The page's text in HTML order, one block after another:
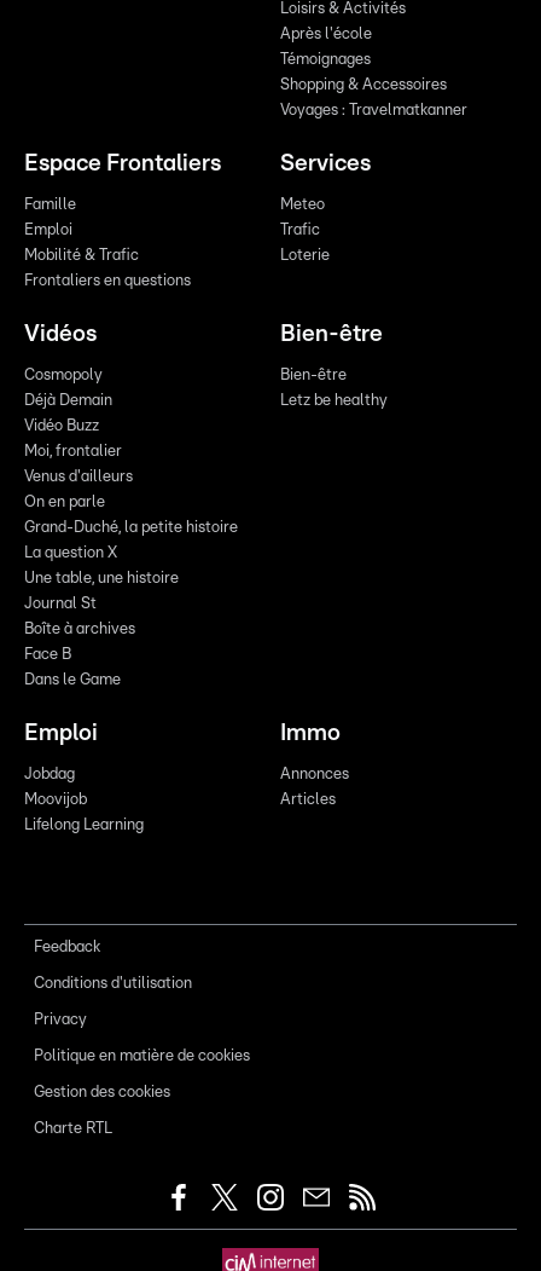
Loisirs & Activités
Après l'école
Témoignages
Shopping & Accessoires
Voyages : Travelmatkanner
Espace Frontaliers
Famille
Emploi
Mobilité & Trafic
Frontaliers en questions
Services
Meteo
Trafic
Loterie
Vidéos
Cosmopoly
Déjà Demain
Vidéo Buzz
Moi, frontalier
Venus d'ailleurs
On en parle
Grand-Duché, la petite histoire
La question X
Une table, une histoire
Journal St
Boîte à archives
Face B
Dans le Game
Bien-être
Bien-être
Letz be healthy
Emploi
Jobdag
Moovijob
Lifelong Learning
Immo
Annonces
Articles
Feedback
Conditions d'utilisation
Privacy
Politique en matière de cookies
Gestion des cookies
Charte RTL